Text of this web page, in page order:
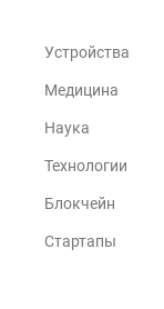
Устройства
Медицина
Наука
Технологии
Блокчейн
Стартапы